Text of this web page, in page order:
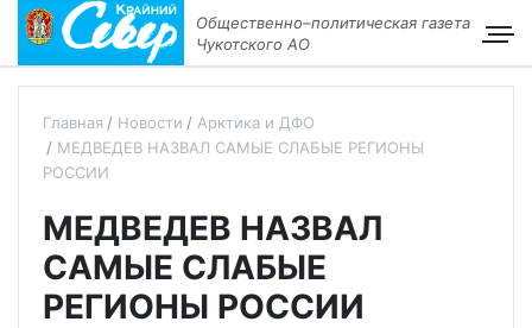
Общественно–политическая газета
Чукотского АО
Главная Новости
Арктика и ДФО
МЕДВЕДЕВ НАЗВАЛ САМЫЕ СЛАБЫЕ РЕГИОНЫ
РОССИИ
МЕДВЕДЕВ НАЗВАЛ
САМЫЕ СЛАБЫЕ
РЕГИОНЫ РОССИИ